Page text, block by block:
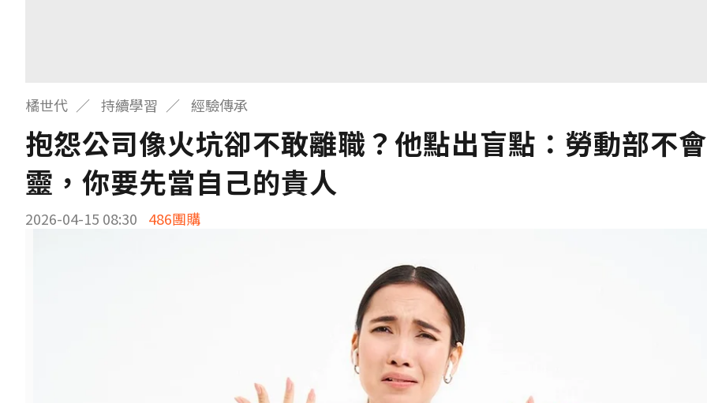
橘世代 持續學習 經驗傳承
抱怨公司像火坑卻不敢離職？他點出盲點：勞動部不
靈，你要先當自己的貴人
2026-04-15 08:30 486團購